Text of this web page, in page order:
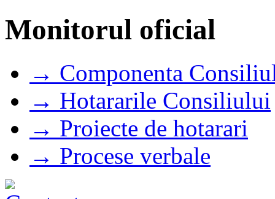
Monitorul oficial
→ Componenta
→ Hotararile Consiliului
→ Proiecte de hotarari
→ Procese verbale